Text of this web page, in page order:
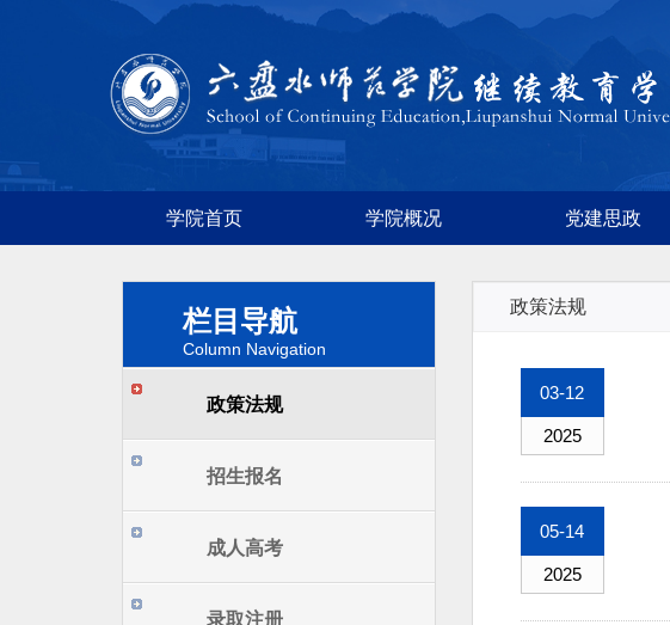
学院首页 学院概况 党建思政
栏目导航
Column Navigation
政策法规
招生报名
成人高考
录取注册
政策法规
03-12
2025
05-14
2025